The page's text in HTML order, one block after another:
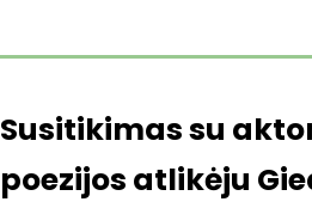
Susitikimas su
poezijos atlikėju